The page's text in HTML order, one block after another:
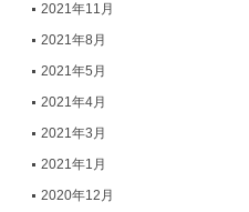
2021年11月
2021年8月
2021年5月
2021年4月
2021年3月
2021年1月
2020年12月